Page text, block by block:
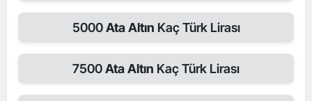
5000Ata Altın Kaç Türk Lirası
7500Ata Altın Kaç Türk Lirası